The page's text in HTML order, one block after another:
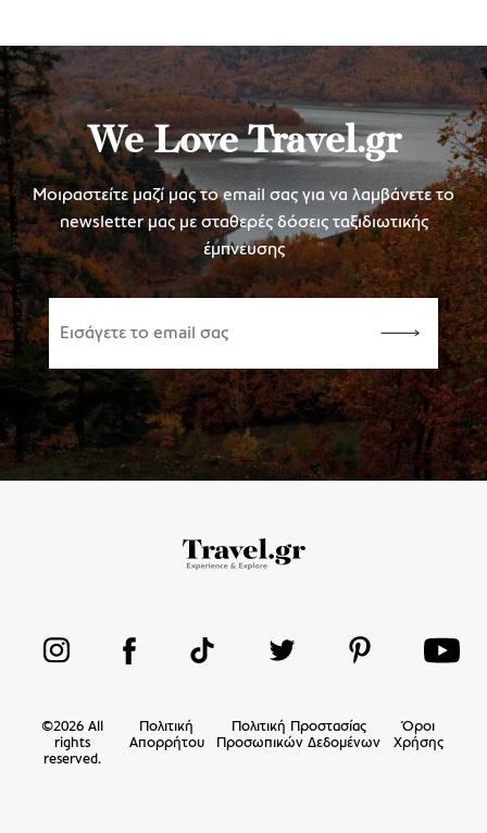
We Love Travel.gr
Μοιραστείτε μαζί μας το email σας για να λαμβάνετε το
newsletter μας με σταθερές δόσεις ταξιδιωτικής
έμπνευσης
©2026 All
rights
reserved.
Πολιτική
Απορρήτου
Πολιτική Προστασίας
Προσωπικών Δεδομένων
Όροι
Χρήσης